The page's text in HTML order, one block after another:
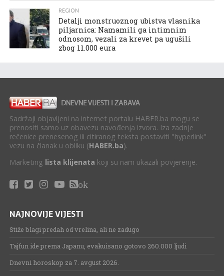
REGION
Detalji monstruoznog ubistva vlasnika
piljarnica: Namamili ga intimnim
odnosom, vezali za krevet pa ugušili
zbog 11.000 eura
Sadržaji objavljeni na internet portalu HABER.ba mogu se
prenositi samo uz obavezu navođenja izvora. Iza zadnje
rečenice prenesenog ili citiranog teksta postaviti "hyperlink"
vezu na članak u obliku (HABER.ba).
Marketing lista klijenata koji su nam ukazali povjerenje.
ok
NAJNOVIJE VIJESTI
Stiže blagi predah od vrelina, ali ne zadugo
Tajfun ide prema Japanu, evakuisano gotovo 260.000 ljudi
Dnevni horoskop za 7. avgust 2026.